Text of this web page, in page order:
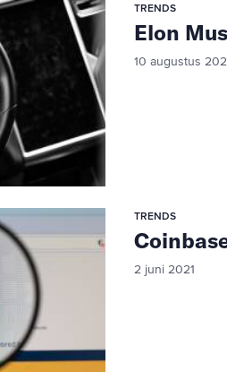
TRENDS
Elon
10 augustus
TRENDS
2 juni 2021